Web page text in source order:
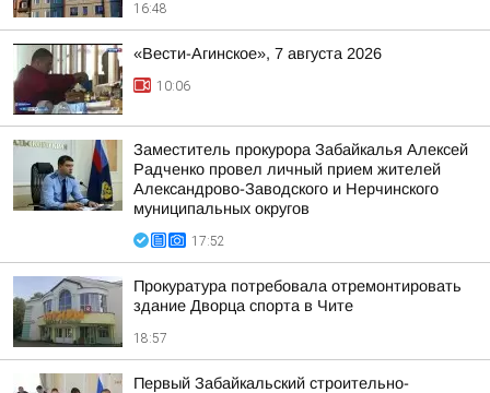
16:48
«Вести-Агинское», 7 августа 2026
10:06
Заместитель прокурора Забайкалья Алексей
Радченко провел личный прием жителей
Александрово-Заводского и Нерчинского
муниципальных округов
17:52
Прокуратура потребовала отремонтировать
здание Дворца спорта в Чите
18:57
Первый Забайкальский строительно-